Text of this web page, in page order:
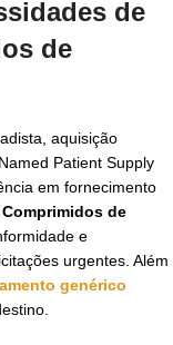
de
de
aquisição
Patient Supply
em fornecimento
Comprimidos de
e
urgentes. Além
genérico